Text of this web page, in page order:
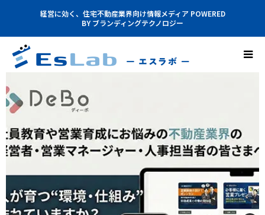
経営に効く、住宅不動産業界向け情報メディア POWERED
BY ブランディングテクノロジー